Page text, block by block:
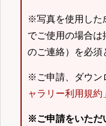
※写真を使用した
でご使用の場合
のご連絡）を必須
※ご申請、ダウン
ャラリー利用規約
※ご申請をいただ